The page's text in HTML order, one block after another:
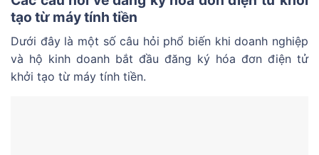
tạo từ máy tính tiền
Dưới đây là một số câu hỏi phổ biến khi doanh nghiệp
và hộ kinh doanh bắt đầu đăng ký hóa đơn điện tử
khởi tạo từ máy tính tiền.